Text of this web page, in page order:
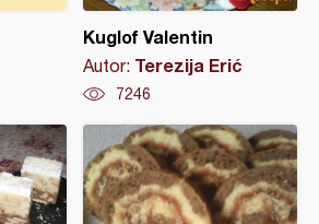
Kuglof Valentin
Autor: Terezija Erić
7246